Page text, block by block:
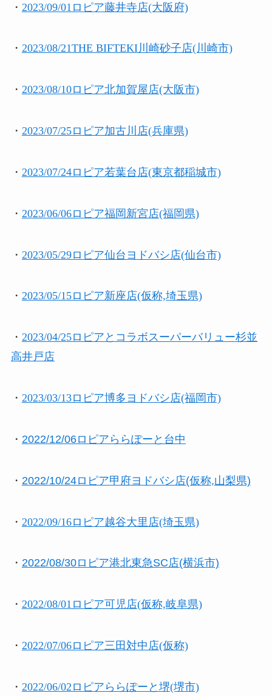
・ 2023/09/01ロピア藤井寺店(大阪府)
・ 2023/08/21THE BIFTEKI川崎砂子店(川崎市)
・ 2023/08/10ロピア北加賀屋店(大阪市)
・ 2023/07/25ロピア加古川店(兵庫県)
・ 2023/07/24ロピア若葉台店(東京都稲城市)
・ 2023/06/06ロピア福岡新宮店(福岡県)
・ 2023/05/29ロピア仙台ヨドバシ店(仙台市)
・ 2023/05/15ロピア新座店(仮称,埼玉県)
・ 2023/04/25ロピアとコラボスーパーバリュー杉並
高井戸店
・ 2023/03/13ロピア博多ヨドバシ店(福岡市)
・ 2022/12/06ロピアららぽーと台中
・ 2022/10/24ロピア甲府ヨドバシ店(仮称,山梨県)
・ 2022/09/16ロピア越谷大里店(埼玉県)
・ 2022/08/30ロピア港北東急SC店(横浜市)
・ 2022/08/01ロピア可児店(仮称,岐阜県)
・ 2022/07/06ロピア三田対中店(仮称)
・ 2022/06/02ロピアららぽーと堺(堺市)